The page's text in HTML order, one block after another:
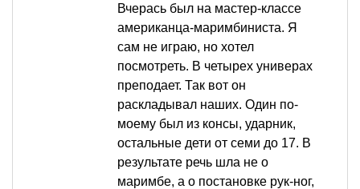
Вчерась был на мастер-классе
американца-маримбиниста. Я
сам не играю, но хотел
посмотреть. В четырех универах
преподает. Так вот он
раскладывал наших. Один по-
моему был из консы, ударник,
остальные дети от семи до 17. В
результате речь шла не о
маримбе, а о постановке рук-ног,